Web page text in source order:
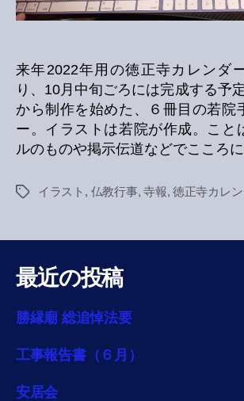
来年2022年用の徳正寺カレンダ
り、10月中旬ごろには完成する予
から制作を始めた、６冊目の若院
ー。イラストは若院が作成。こと
ルのものや掲示伝道などでこころ
Tags イラスト , 仏教行事, 寺報, 徳正寺カレ
最近の投稿
勝縁廟 総追悼法要
工事報告書（６月）
安居会